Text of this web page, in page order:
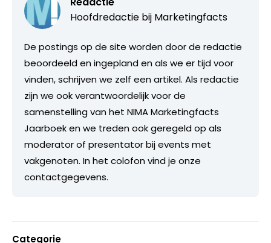
Hoofdredactie bij Marketingfacts
De postings op de site worden door de redactie
beoordeeld en ingepland en als we er tijd voor
vinden, schrijven we zelf een artikel. Als redactie
zijn we ook verantwoordelijk voor de
samenstelling van het NIMA Marketingfacts
Jaarboek en we treden ook geregeld op als
moderator of presentator bij events met
vakgenoten. In het colofon vind je onze
contactgegevens.
Categorie